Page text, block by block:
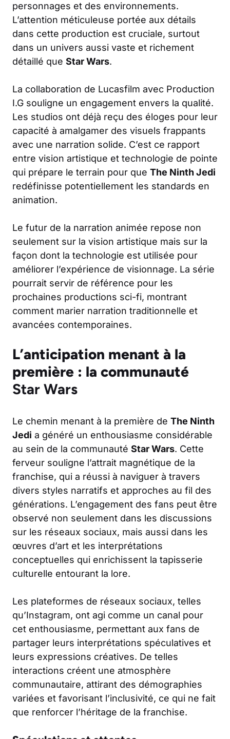
personnages et des environnements.
L’attention méticuleuse portée aux détails
dans cette production est cruciale, surtout
dans un univers aussi vaste et richement
détaillé que Star Wars.
La collaboration de Lucasfilm avec Production
I.G souligne un engagement envers la qualité.
Les studios ont déjà reçu des éloges pour leur
capacité à amalgamer des visuels frappants
avec une narration solide. C’est ce rapport
entre vision artistique et technologie de pointe
qui prépare le terrain pour que The Ninth Jedi
redéfinisse potentiellement les standards en
animation.
Le futur de la narration animée repose non
seulement sur la vision artistique mais sur la
façon dont la technologie est utilisée pour
améliorer l’expérience de visionnage. La série
pourrait servir de référence pour les
prochaines productions sci-fi, montrant
comment marier narration traditionnelle et
avancées contemporaines.
L’anticipation menant à la
première : la communauté
Star Wars
Le chemin menant à la première de The Ninth
Jedi a généré un enthousiasme considérable
au sein de la communauté Star Wars. Cette
ferveur souligne l’attrait magnétique de la
franchise, qui a réussi à naviguer à travers
divers styles narratifs et approches au fil des
générations. L’engagement des fans peut être
observé non seulement dans les discussions
sur les réseaux sociaux, mais aussi dans les
œuvres d’art et les interprétations
conceptuelles qui enrichissent la tapisserie
culturelle entourant la lore.
Les plateformes de réseaux sociaux, telles
qu’Instagram, ont agi comme un canal pour
cet enthousiasme, permettant aux fans de
partager leurs interprétations spéculatives et
leurs expressions créatives. De telles
interactions créent une atmosphère
communautaire, attirant des démographies
variées et favorisant l’inclusivité, ce qui ne fait
que renforcer l’héritage de la franchise.